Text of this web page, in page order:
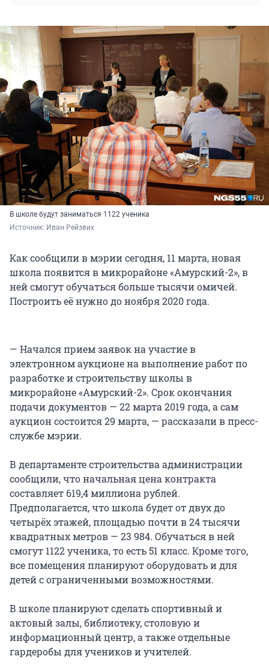
В школе будут заниматься 1122 ученика
Источник: Иван Рейзвих
Как сообщили в мэрии сегодня, 11 марта, новая
школа появится в микрорайоне «Амурский-2», в
ней смогут обучаться больше тысячи омичей.
Построить её нужно до ноября 2020 года.
— Начался прием заявок на участие в
электронном аукционе на выполнение работ по
разработке и строительству школы в
микрорайоне «Амурский-2». Срок окончания
подачи документов — 22 марта 2019 года, а сам
аукцион состоится 29 марта, — рассказали в пресс-
службе мэрии.
В департаменте строительства администрации
сообщили, что начальная цена контракта
составляет 619,4 миллиона рублей.
Предполагается, что школа будет от двух до
четырёх этажей, площадью почти в 24 тысячи
квадратных метров — 23 984. Обучаться в ней
смогут 1122 ученика, то есть 51 класс. Кроме того,
все помещения планируют оборудовать и для
детей с ограниченными возможностями.
В школе планируют сделать спортивный и
актовый залы, библиотеку, столовую и
информационный центр, а также отдельные
гардеробы для учеников и учителей.